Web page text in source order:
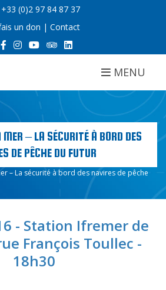
+33 (0)2 97 84 87 37
un don | Contact
MENU
MER – LA SÉCURITÉ À BORD DES
DE PÊCHE DU FUTUR
– La sécurité à bord des navires de pêche
- Station Ifremer de
François Toullec -
18h30